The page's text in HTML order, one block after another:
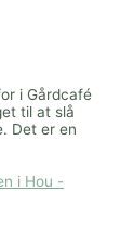
i Gårdcafé
til at slå
Det er en